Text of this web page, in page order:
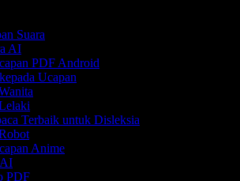
Suara
AI
PDF Android
Ucapan
Terbaik untuk Disleksia
Anime
PDF